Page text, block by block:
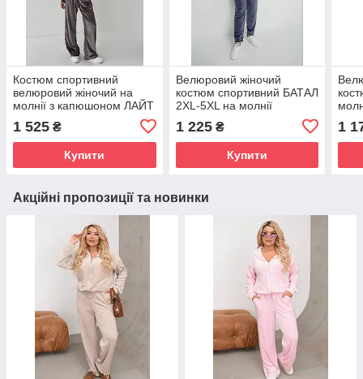
Костюм спортивний
велюровий жіночий на
молнії з капюшоном ЛАЙТ
1 525 ₴
Купити
Велюровий жіночий
костюм спортивний БАТАЛ
2XL-5XL на молнії
CLASSIC СІРИЙ/ГРАФІТ
617
1 225₴
Купити
1
Акційні пропозиції та новинки